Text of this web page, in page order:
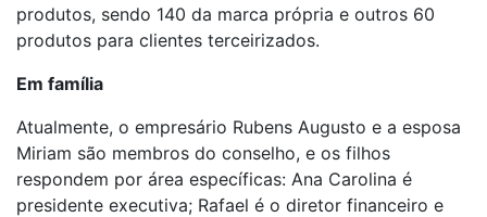
produtos, sendo 140 da marca própria e outros 60
produtos para clientes terceirizados.
Em família
Atualmente, o empresário Rubens Augusto e a esposa
Miriam são membros do conselho, e os filhos
respondem por área específicas: Ana Carolina é
presidente executiva; Rafael é o diretor financeiro e